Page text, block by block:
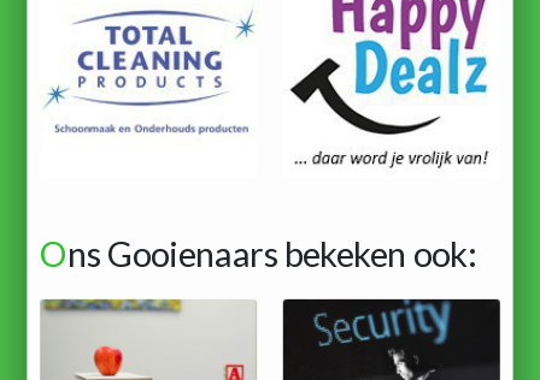
Ons Gooienaars bekeken ook: